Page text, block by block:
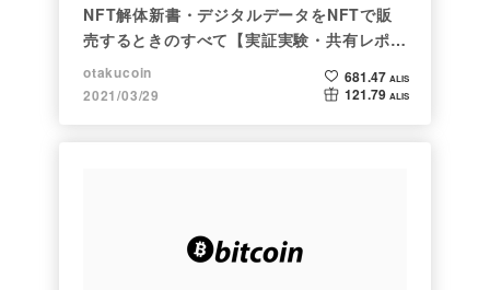
NFT解体新書・デジタルデータをNFTで販
売するときのすべて【実証実験・共有レポー
ト】
otakucoin
2021/03/29
681.47 ALIS
121.79 ALIS